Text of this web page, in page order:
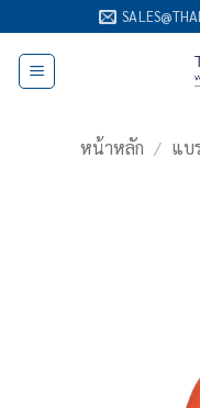
ไป
เนื้อหา
หน้าหลัก / แบ